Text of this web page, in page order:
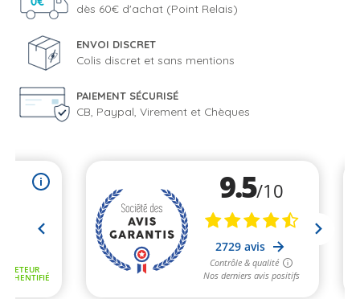
dès 60€ d'achat (Point Relais)
ENVOI DISCRET
Colis discret et sans mentions
PAIEMENT SÉCURISÉ
CB, Paypal, Virement et Chèques